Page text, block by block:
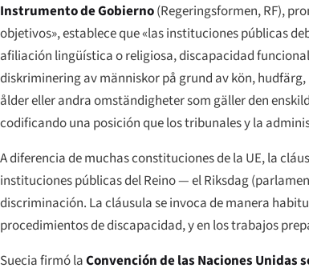
Instrumento de Gobierno(Regeringsformen, RF),
objetivos», establece que «las instituciones públicas
afiliación lingüística o religiosa, discapacidad
diskriminering av människor på grund av kön,
ålder eller andra omständigheter som gäller den
codificando una posición que los tribunales y la
A diferencia de muchas constituciones de la UE, la
instituciones públicas del Reino — el Riksdag
discriminación. La cláusula se invoca de manera
procedimientos de discapacidad, y en los trabajos
Suecia firmó laConvención de las Naciones Unidas